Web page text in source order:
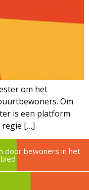
om het
Om
is een platform
regie […]
door bewoners in het